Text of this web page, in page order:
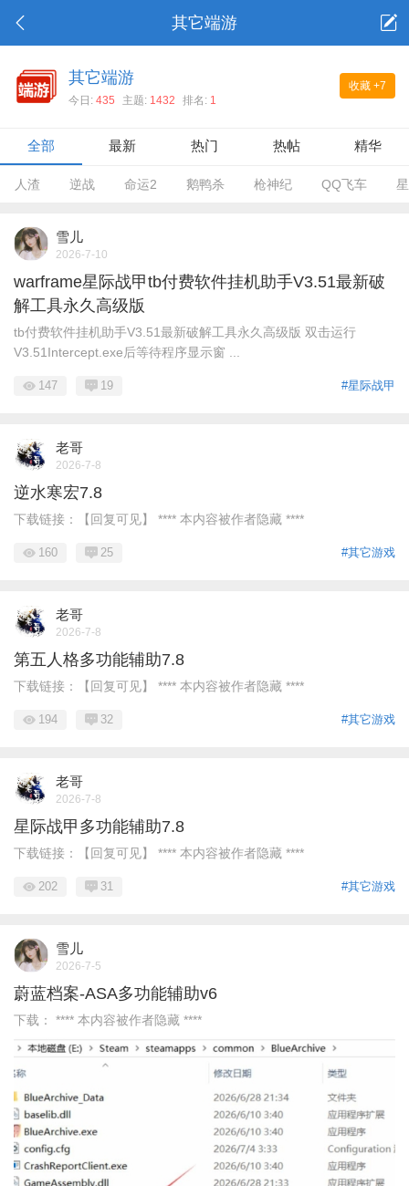
其它端游
收藏 +7
其它端游
今日: 435 主题: 1432 排名: 1
全部 最新 热门 热帖 精华
人渣 逆战 命运2 鹅鸭杀 枪神纪 QQ飞车
雪儿
2026-7-10
warframe星际战甲tb付费软件挂机助手V3.51最新破
解工具永久高级版
tb付费软件挂机助手V3.51最新破解工具永久高级版 双击运行
V3.51Intercept.exe后等待程序显示窗 ...
#星际战甲
147 19
老哥
2026-7-8
逆水寒宏7.8
下载链接：【回复可见】 **** 本内容被作者隐藏 ****
#其它游戏
160 25
老哥
2026-7-8
第五人格多功能辅助7.8
下载链接：【回复可见】 **** 本内容被作者隐藏 ****
#其它游戏
194 32
老哥
2026-7-8
星际战甲多功能辅助7.8
下载链接：【回复可见】 **** 本内容被作者隐藏 ****
#其它游戏
202 31
雪儿
2026-7-5
蔚蓝档案-ASA多功能辅助v6
下载： **** 本内容被作者隐藏 ****